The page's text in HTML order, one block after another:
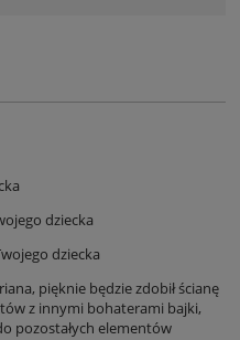
dziecka
dziecka
pięknie będzie zdobił ścianę
z innymi bohaterami bajki,
pozostałych elementów